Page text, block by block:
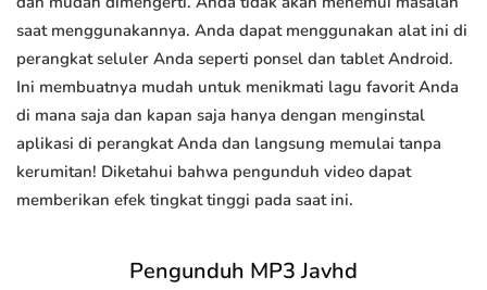
saat menggunakannya. Anda dapat menggunakan alat ini di
perangkat seluler Anda seperti ponsel dan tablet Android.
Ini membuatnya mudah untuk menikmati lagu favorit Anda
di mana saja dan kapan saja hanya dengan menginstal
aplikasi di perangkat Anda dan langsung memulai tanpa
kerumitan! Diketahui bahwa pengunduh video dapat
memberikan efek tingkat tinggi pada saat ini.
Pengunduh MP3 Javhd